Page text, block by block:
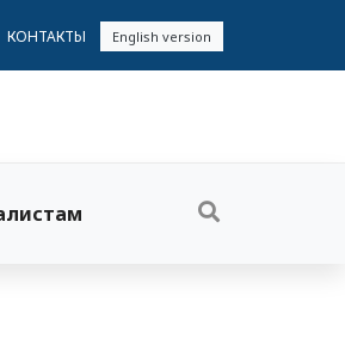
КОНТАКТЫ English version